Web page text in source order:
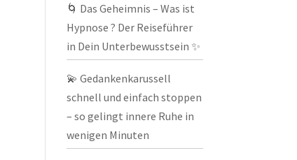
🌀 Das Geheimnis – Was ist
Hypnose ? Der Reiseführer
in Dein Unterbewusstsein ✨
💫 Gedankenkarussell
schnell und einfach stoppen
– so gelingt innere Ruhe in
wenigen Minuten